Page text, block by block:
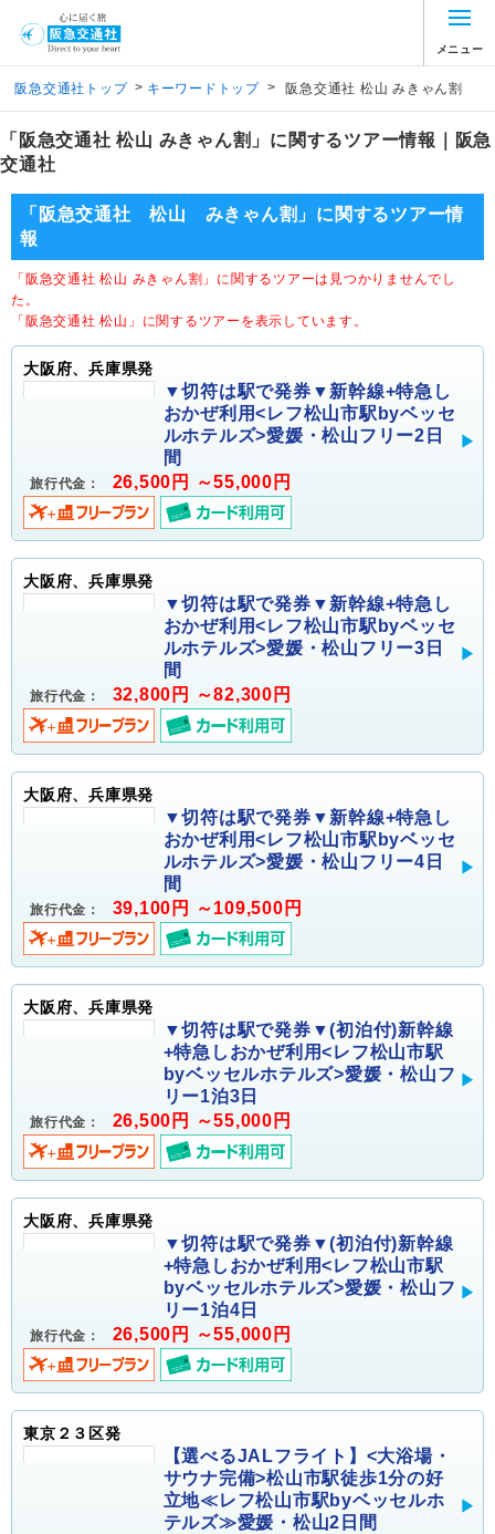
メニュー
阪急交通社トップ > キーワードトップ > 阪急交通社 松山 みきゃん割
「阪急交通社 松山 みきゃん割」に関するツアー情報｜阪急
交通社
「阪急交通社 松山 みきゃん割」に関するツアー情
報
「阪急交通社 松山 みきゃん割」に関するツアーは見つかりませんでし
た。
「阪急交通社 松山」に関するツアーを表示しています。
大阪府、兵庫県発
▼切符は駅で発券▼新幹線+特急し
おかぜ利用<レフ松山市駅byベッセ
ルホテルズ>愛媛・松山フリー2日
間
旅行代金： 26,500円 ～55,000円
大阪府、兵庫県発
▼切符は駅で発券▼新幹線+特急し
おかぜ利用<レフ松山市駅byベッセ
ルホテルズ>愛媛・松山フリー3日
間
旅行代金： 32,800円 ～82,300円
大阪府、兵庫県発
▼切符は駅で発券▼新幹線+特急し
おかぜ利用<レフ松山市駅byベッセ
ルホテルズ>愛媛・松山フリー4日
間
旅行代金： 39,100円 ～109,500円
大阪府、兵庫県発
▼切符は駅で発券▼(初泊付)新幹線
+特急しおかぜ利用<レフ松山市駅
byベッセルホテルズ>愛媛・松山フ
リー1泊3日
旅行代金： 26,500円 ～55,000円
大阪府、兵庫県発
▼切符は駅で発券▼(初泊付)新幹線
+特急しおかぜ利用<レフ松山市駅
byベッセルホテルズ>愛媛・松山フ
リー1泊4日
旅行代金： 26,500円 ～55,000円
東京２３区発
【選べるJALフライト】<大浴場・
サウナ完備>松山市駅徒歩1分の好
立地≪レフ松山市駅byベッセルホ
テルズ≫愛媛・松山2日間